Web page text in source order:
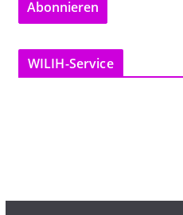
l
-
Abonnieren
WILIH-Service